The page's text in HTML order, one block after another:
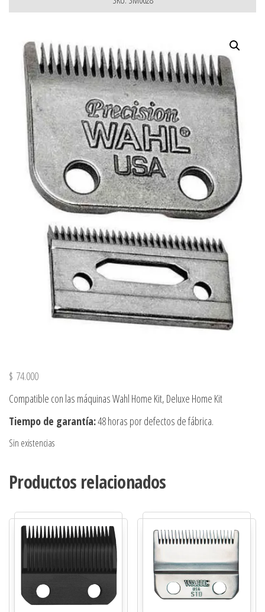
$ 74.000
Compatible con las máquinas Wahl Home Kit, Deluxe Home Kit
Tiempo de garantía:48 horas por defectos de fábrica.
Sin existencias
Productos relacionados